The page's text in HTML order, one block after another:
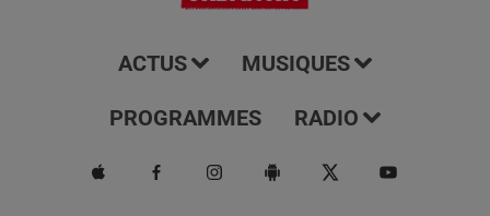
ACTUS MUSIQUES
PROGRAMMES RADIO